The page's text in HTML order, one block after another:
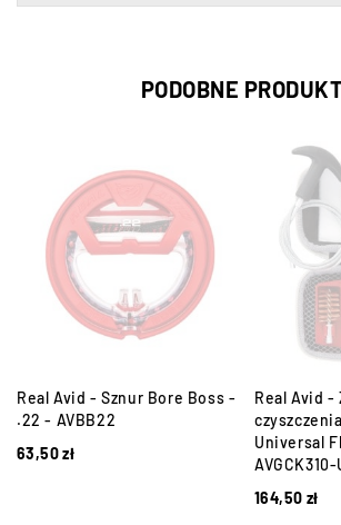
PODOBNE
Real Avid - Sznur Bore Boss -
.22 - AVBB22
63,50zł
Real Avid -
Universal
AVGCK310-
164,50 zł